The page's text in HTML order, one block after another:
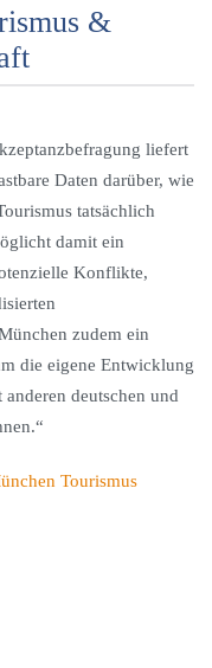
&
liefert
Daten darüber, wie
tatsächlich
damit ein
Konflikte,
zudem ein
die eigene Entwicklung
deutschen und
Tourismus